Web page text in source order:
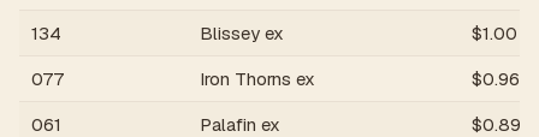
134
Blissey ex $1.00
077
Iron Thorns ex $0.96
061
Palafin ex $0.89